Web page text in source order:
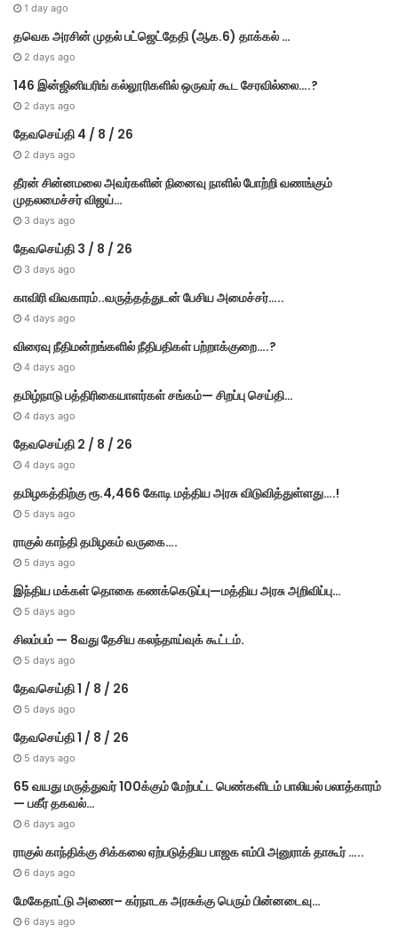
1 day ago
தவெக அரசின் முதல் பட்​ஜெட்தேதி (ஆக.6) தாக்​கல் …
2 days ago
146 இன்ஜினியரிங் கல்லூரிகளில் ஒருவர் கூட சேரவில்லை….?
2 days ago
தேவசெய்தி 4 / 8 / 26
2 days ago
தீரன் சின்னமலை அவர்களின் நினைவு நாளில் போற்றி வணங்கும்
முதலமைச்சர் விஜய்…
3 days ago
தேவசெய்தி 3 / 8 / 26
3 days ago
காவிரி விவகாரம்..வருத்தத்துடன் பேசிய அமைச்சர்…..
4 days ago
விரைவு நீதிமன்றங்களில் நீதிபதிகள் பற்றாக்குறை….?
4 days ago
தமிழ்நாடு பத்திரிகையாளர்கள் சங்கம்— சிறப்பு செய்தி…
4 days ago
தேவசெய்தி 2 / 8 / 26
4 days ago
தமிழகத்திற்கு ரூ.4,466 கோடி மத்திய அரசு விடுவித்துள்ளது….!
5 days ago
ராகுல் காந்தி தமிழகம் வருகை….
5 days ago
இந்திய மக்கள் தொகை கணக்கெடுப்பு—மத்திய அரசு அறிவிப்பு…
5 days ago
சிலம்பம் — 8வது தேசிய கலந்தாய்வுக் கூட்டம்.
5 days ago
தேவசெய்தி 1 / 8 / 26
5 days ago
தேவசெய்தி 1 / 8 / 26
5 days ago
65 வயது மருத்துவர் 100க்கும் மேற்பட்ட பெண்களிடம் பாலியல் பலாத்காரம்
— பகீர் தகவல்…
6 days ago
ராகுல் காந்திக்கு சிக்கலை ஏற்படுத்திய பாஜக எம்பி அனுராக் தாகூர் …..
6 days ago
மேகே​தாட்டு அணை– கர்​நாடக அரசுக்கு பெரும் பின்​னடைவு…
6 days ago